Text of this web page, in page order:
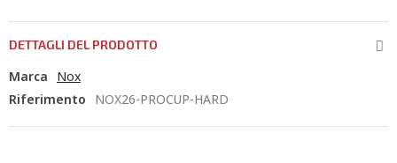
DETTAGLI DEL PRODOTTO
Marca
Nox
Riferimento
NOX26-PROCUP-HARD